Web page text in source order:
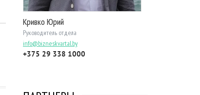
Кривко Юрий
Руководитель отдела
info@bizneskvartal.by
+375 29 338 1000